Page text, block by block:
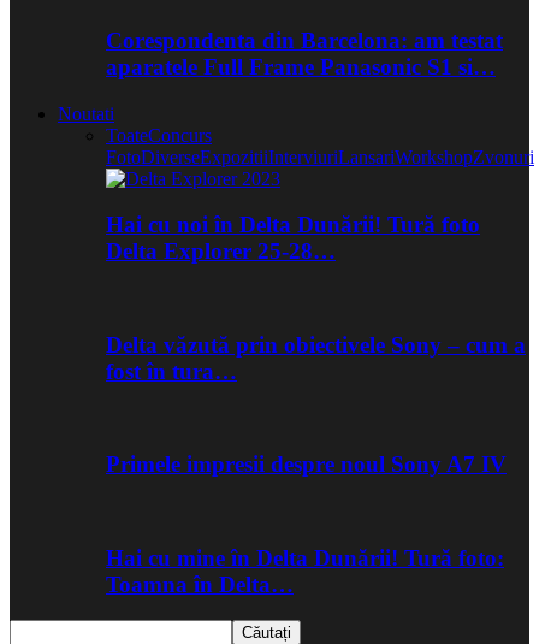
Corespondenta din Barcelona: am testat
aparatele Full Frame Panasonic S1 si…
Noutati
ToateConcurs
FotoDiverseExpozitiiInterviuriLansariWorkshopZvonuri
Hai cu noi în Delta Dunării! Tură foto
Delta Explorer 25-28…
Delta văzută prin obiectivele Sony – cum a
fost în tura…
Primele impresii despre noul Sony A7 IV
Hai cu mine în Delta Dunării! Tură foto:
Toamna în Delta…